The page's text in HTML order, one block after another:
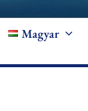
Magyar